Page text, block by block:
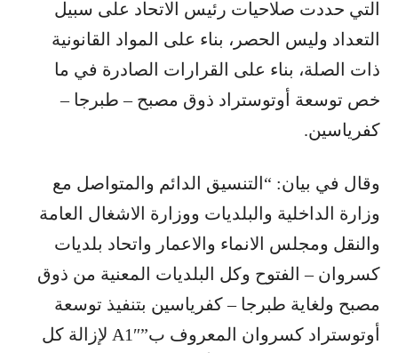
التي حددت صلاحيات رئيس الاتحاد على سبيل
التعداد وليس الحصر، بناء على المواد القانونية
ذات الصلة، بناء على القرارات الصادرة في ما
خص توسعة أوتوستراد ذوق مصبح – طبرجا –
كفرياسين.
وقال في بيان: “التنسيق الدائم والمتواصل مع
وزارة الداخلية والبلديات ووزارة الاشغال العامة
والنقل ومجلس الانماء والاعمار واتحاد بلديات
كسروان – الفتوح وكل البلديات المعنية من ذوق
مصبح ولغاية طبرجا – كفرياسين بتنفيذ توسعة
أوتوستراد كسروان المعروف ب”A1″ لإزالة كل